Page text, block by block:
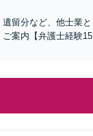
留分など、他士業と
案内【弁護士経験15